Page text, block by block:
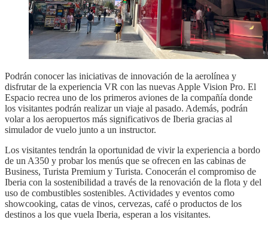
Podrán conocer las iniciativas de innovación de la aerolínea y
disfrutar de la experiencia VR con las nuevas Apple Vision Pro. El
Espacio recrea uno de los primeros aviones de la compañía donde
los visitantes podrán realizar un viaje al pasado. Además, podrán
volar a los aeropuertos más significativos de Iberia gracias al
simulador de vuelo junto a un instructor.
Los visitantes tendrán la oportunidad de vivir la experiencia a bordo
de un A350 y probar los menús que se ofrecen en las cabinas de
Business, Turista Premium y Turista. Conocerán el compromiso de
Iberia con la sostenibilidad a través de la renovación de la flota y del
uso de combustibles sostenibles. Actividades y eventos como
showcooking, catas de vinos, cervezas, café o productos de los
destinos a los que vuela Iberia, esperan a los visitantes.